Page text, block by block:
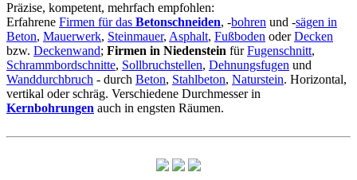
Präzise, kompetent, mehrfach empfohlen:
Erfahrene Firmen für das Betonschneiden, -bohren und -sägen in
Beton, Mauerwerk, Steinmauer, Asphalt, Fußboden oderDecken
bzw. Deckenwand; Firmen in Niedenstein fürFugenschnitt,
Schrammbordschnitte, Sollbruchstellen, Dehnungsfugen und
Wanddurchbruch - durch Beton, Stahlbeton, Naturstein. Horizontal,
vertikal oder schräg. Verschiedene Durchmesser in
Kernbohrungen auch in engsten Räumen.